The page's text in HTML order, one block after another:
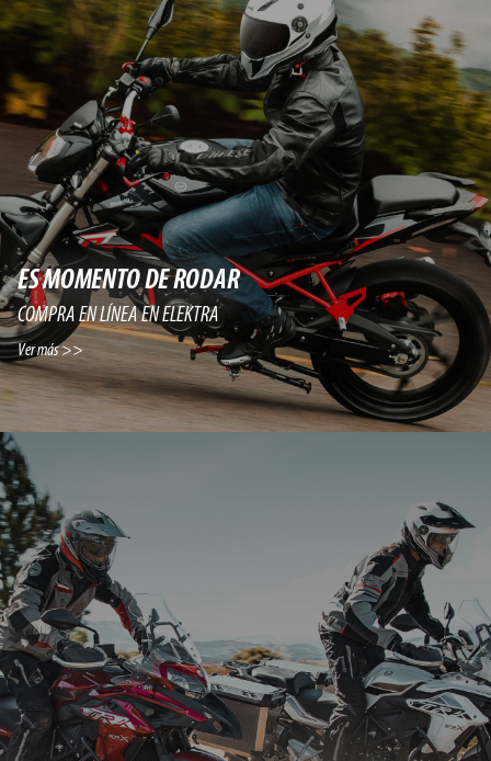
ES MOMENTO DE RODAR
COMPRA EN LÍNEA EN ELEKTRA
Ver más >>